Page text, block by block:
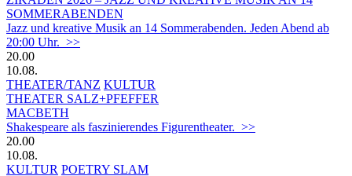
SOMMERABENDEN
Jazz und kreative Musik an 14 Sommerabenden. Jeden Abend ab
20:00 Uhr. >>
20.00
10.08.
THEATER/TANZ KULTUR
THEATER SALZ+PFEFFER
MACBETH
Shakespeare als faszinierendes Figurentheater. >>
20.00
10.08.
KULTUR POETRY SLAM